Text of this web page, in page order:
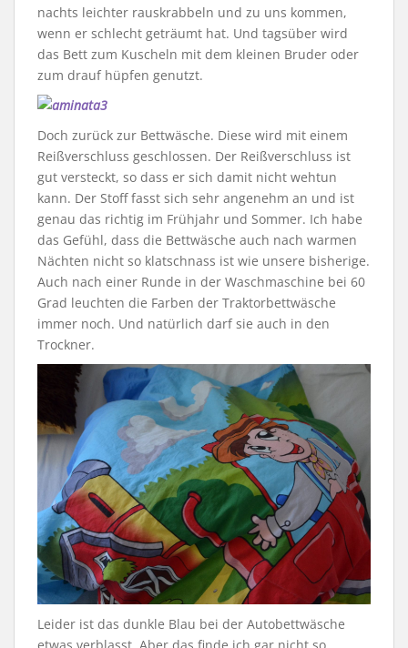
nachts leichter rauskrabbeln und zu uns kommen,
wenn er schlecht geträumt hat. Und tagsüber wird
das Bett zum Kuscheln mit dem kleinen Bruder oder
zum drauf hüpfen genutzt.
Doch zurück zur Bettwäsche. Diese wird mit einem
Reißverschluss geschlossen. Der Reißverschluss ist
gut versteckt, so dass er sich damit nicht wehtun
kann. Der Stoff fasst sich sehr angenehm an und ist
genau das richtig im Frühjahr und Sommer. Ich habe
das Gefühl, dass die Bettwäsche auch nach warmen
Nächten nicht so klatschnass ist wie unsere bisherige.
Auch nach einer Runde in der Waschmaschine bei 60
Grad leuchten die Farben der Traktorbettwäsche
immer noch. Und natürlich darf sie auch in den
Trockner.
Leider ist das dunkle Blau bei der Autobettwäsche